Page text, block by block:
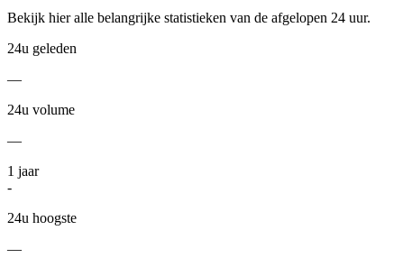
Bekijk hier alle belangrijke statistieken van de afgelopen 24 uur.
24u geleden
—
24u volume
—
1 jaar
-
24u hoogste
—